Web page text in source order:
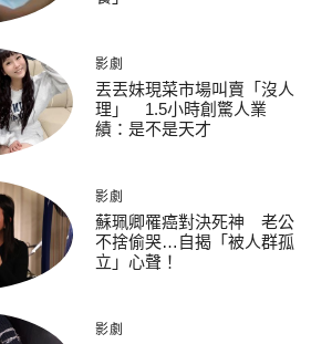
影劇
丟丟妹現菜市場叫賣「沒人
理」 1.5小時創驚人業
績：是不是天才
影劇
蘇珮卿罹癌對決死神 老公
不捨偷哭…自揭「被人群孤
立」心聲！
影劇